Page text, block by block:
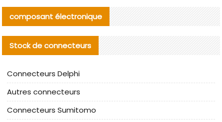
composant électronique
Stock de connecteurs
Connecteurs Delphi
Autres connecteurs
Connecteurs Sumitomo